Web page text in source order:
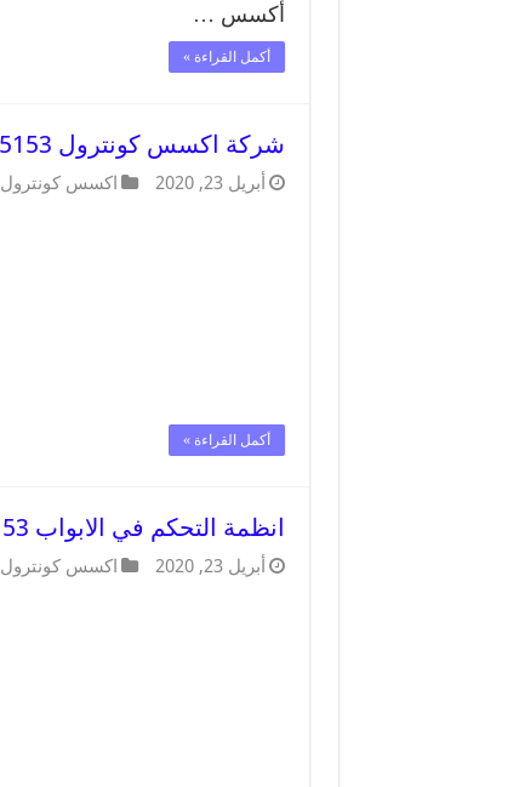
أكسس …
أكمل القراءة »
شركة اكسس كونترول 90905153 صيانة وبرمجة Access Control
أبريل 23, 2020 اكسس كونترول
أكمل القراءة »
انظمة التحكم في الابواب 90905153 صيانة وبرمجة Access Control
أبريل 23, 2020 اكسس كونترول